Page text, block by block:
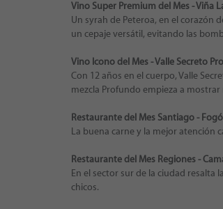
Vino Super Premium del Mes - Viña
Un syrah de Peteroa, en el corazón
un cepaje versátil, evitando las
Vino Icono del Mes - Valle Secreto
Con 12 años en el cuerpo, Valle
mezcla Profundo empieza a
Restaurante del Mes Santiago -
La buena carne y la mejor atención
Restaurante del Mes Regiones -
En el sector sur de la ciudad resalta
chicos.